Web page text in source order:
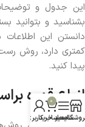
این جدول و
بشناسید و بتوانید
دانستن این
کمتری دارد، روش
پیدا کنید.
انواع قهوه
سایدبار
0
سبد خرید
حساب کاربری من